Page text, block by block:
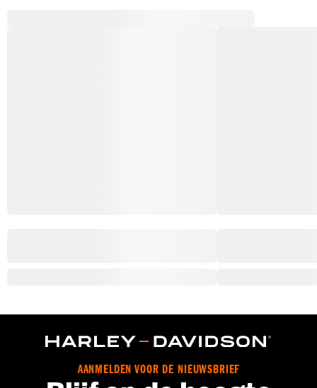
AANMELDEN VOOR DE NIEUWSBRIEF